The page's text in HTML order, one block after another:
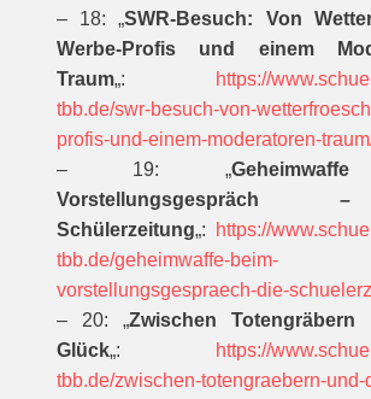
– 18: „SWR-Besuch: Von
Werbe-Profis und einem
Traum„:
https://
tbb.de/swr-besuch-von-
profis-und-einem-moderatoren-
– 19: „
Schülerzeitung„:
https://
tbb.de/geheimwaffe-beim-
vorstellungsgespraech-die-
– 20: „Zwischen
Glück„:
https://
tbb.de/zwischen-totengraebern-und-